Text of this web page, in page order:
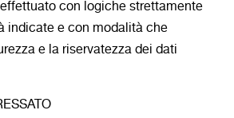
con logiche strettamente
indicate e con modalità che
e la riservatezza dei dati